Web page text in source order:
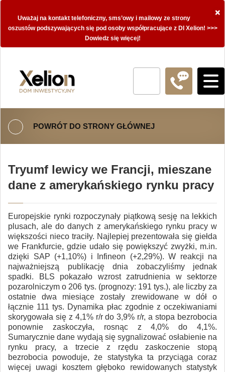
×
Uważaj na kontakt telefoniczny, sms’owy i mailowy ze strony
oszustów podszywających się pod osoby współpracujące z DI Xelion! >>>
Dowiedz się więcej!
POWRÓT DO STRONY GŁÓWNEJ
Tryumf lewicy we Francji, mieszane
dane z amerykańskiego rynku pracy
Europejskie rynki rozpoczynały piątkową sesję na lekkich
plusach, ale do danych z amerykańskiego rynku pracy w
większości nieco traciły. Najlepiej prezentowała się giełda
we Frankfurcie, gdzie udało się powiększyć zwyżki, m.in.
dzięki SAP (+1,10%) i Infineon (+2,29%). W reakcji na
najważniejszą publikację dnia zobaczyliśmy jednak
spadki. BLS pokazało wzrost zatrudnienia w sektorze
pozarolniczym o 206 tys. (prognozy: 191 tys.), ale liczby za
ostatnie dwa miesiące zostały zrewidowane w dół o
łącznie 111 tys. Dynamika płac zgodnie z oczekiwaniami
skorygowała się z 4,1% r/r do 3,9% r/r, a stopa bezrobocia
ponownie zaskoczyła, rosnąc z 4,0% do 4,1%.
Sumarycznie dane wydają się sygnalizować osłabienie na
rynku pracy, a trzecie z rzędu zaskoczenie stopą
bezrobocia powoduje, że statystyka ta przyciąga coraz
więcej uwagi kosztem głęboko rewidowanych statystyk